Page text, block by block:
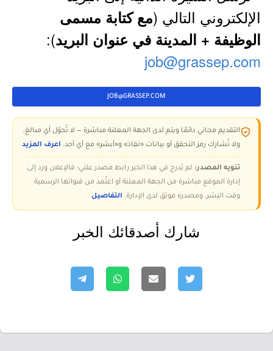
الإلكتروني التالي (مع كتابة مسمى
الوظيفة + المدينة في عنوان البريد):
job@grassep.com
JOB@GRASSEP.COM
التقديم مجاني دائمًا ويتم لدى الجهة المعلنة مباشرة — لا تُحوّل أي مبالغ،
ولا تُشارك رمز التحقق أو بيانات «نفاذ» و«أبشر» مع أي أحد. اعرف المزيد
تنويه المصدر: لم يُدرج في هذا الخبر رابط مصدر علني؛ فالإعلان ورد إلى
إدارة الموقع مباشرة من الجهة المعلنة أو اعتُمد من قنواتها الرسمية
وقت النشر، ومصدره موثق لدى الإدارة. التفاصيل
شارك أصدقائك الخبر